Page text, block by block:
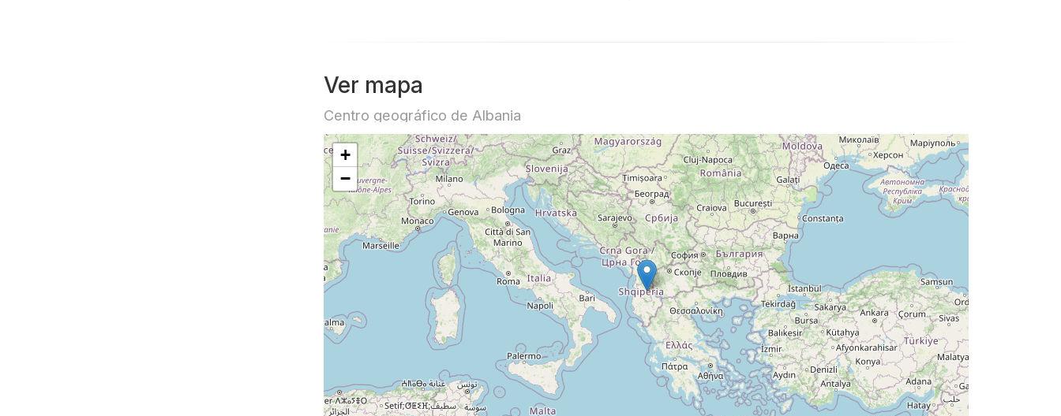
Ver mapa
Centro geográfico de Albania
+
−